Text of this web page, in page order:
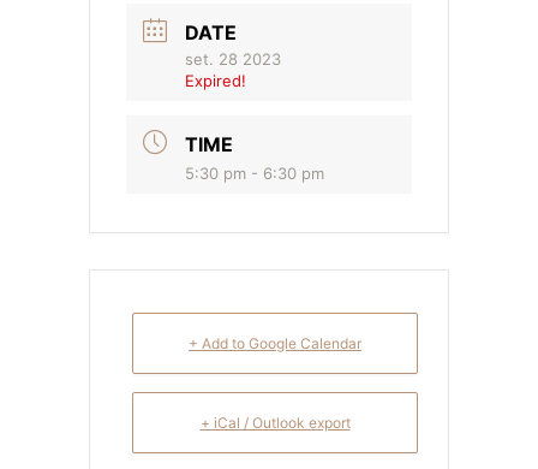
DATE
set. 28 2023
Expired!
TIME
5:30 pm - 6:30 pm
+ Add to Google Calendar
+ iCal / Outlook export